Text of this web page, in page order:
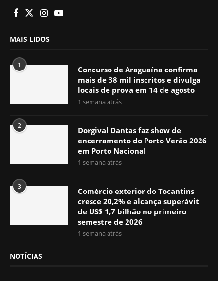
MAIS LIDOS
1
Concurso de Araguaína confirma
mais de 38 mil inscritos e divulga
locais de prova em 14 de agosto
1 semana atrás
2
Dorgival Dantas faz show de
encerramento do Porto Verão 2026
em Porto Nacional
1 semana atrás
3
Comércio exterior do Tocantins
cresce 20,2% e alcança superávit
de US$ 1,7 bilhão no primeiro
semestre de 2026
1 semana atrás
NOTÍCIAS